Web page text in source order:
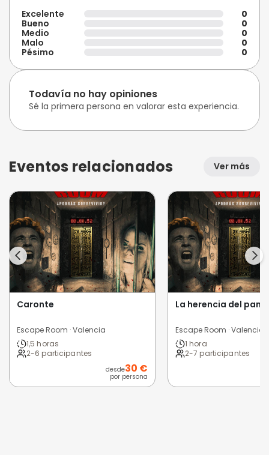
Excelente
0
Bueno
0
Medio
0
Malo
0
Pésimo
0
Todavía no hay opiniones
Sé la primera persona en valorar esta experiencia.
Eventos relacionados Ver más
Caronte
Escape Room · Valencia
1,5 horas
2-6 participantes
desde30 €
por persona
La herencia del
Escape Room · Valencia
1 hora
2-7 participantes